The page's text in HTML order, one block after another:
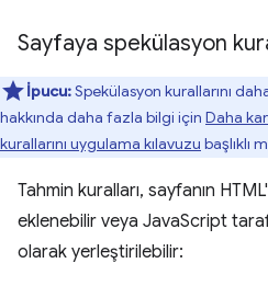
Sayfaya spekülasyon
İpucu:Spekülasyon kurallarını
hakkında daha fazla bilgi için Daha
kurallarını uygulama kılavuzu başlıklı
Tahmin kuralları, sayfanın
eklenebilir veya JavaScript
olarak yerleştirilebilir: